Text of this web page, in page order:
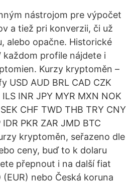
nástrojom pre výpočet
a tiež pri konverzii, či už
alebo opačne. Historické
profile nájdete i
Kurzy kryptoměn –
USD AUD BRL CAD CZK
INR JPY MYR MXN NOK
CHF TWD THB TRY CNY
IDR PKR ZAR JMD BTC
kryptoměn, seřazeno dle
ceny, buď to k dolaru
přepnout i na další fiat
(EUR) nebo Česká koruna